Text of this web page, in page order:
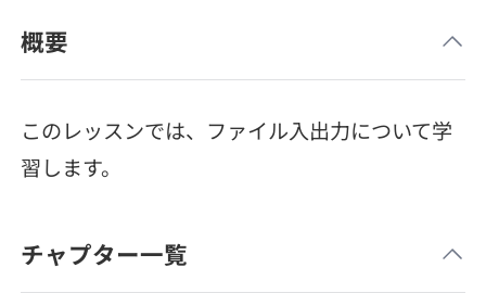
新卒エージェント
イベント・セミナー
就活成功ガイド
4択課題
リファレンス
プラン
SQL
再チャレンジ結果一覧
メディア
paiza times
paizaとは？
概要
このレッスンでは、ファイル入出力について学
習します。
チャプター一覧